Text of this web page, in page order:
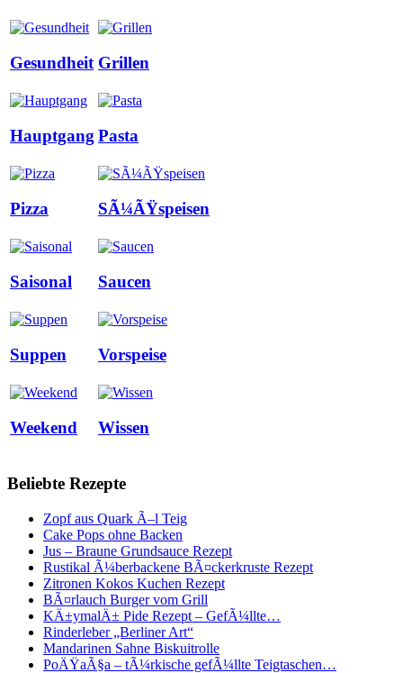
Gesundheit Grillen
Hauptgang Pasta
Pizza SÃ¼ÃŸspeisen
Saisonal Saucen
Suppen Vorspeise
Weekend Wissen
Beliebte Rezepte
Zopf aus Quark Ã–l Teig
Cake Pops ohne Backen
Jus – Braune Grundsauce Rezept
Rustikal Ã¼berbackene BÃ¤ckerkruste Rezept
Zitronen Kokos Kuchen Rezept
BÃ¤rlauch Burger vom Grill
KÄ±ymalÄ± Pide Rezept – GefÃ¼llte…
Rinderleber „Berliner Art“
Mandarinen Sahne Biskuitrolle
PoÄŸaÃ§a – tÃ¼rkische gefÃ¼llte Teigtaschen…